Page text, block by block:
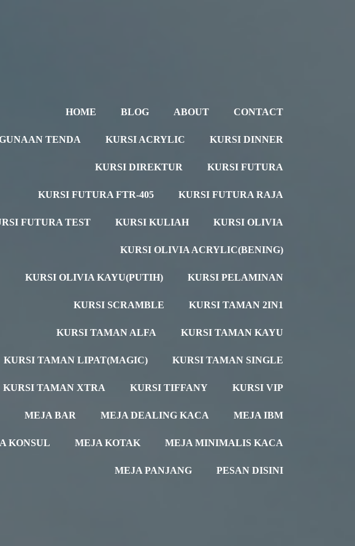
HOME BLOG ABOUT CONTACT
TENDA KURSI ACRYLIC KURSI DINNER
KURSI DIREKTUR KURSI FUTURA
KURSI FUTURA FTR-405 KURSI FUTURA RAJA
FUTURA TEST KURSI KULIAH KURSI OLIVIA
KURSI OLIVIA ACRYLIC(BENING)
KURSI OLIVIA KAYU(PUTIH) KURSI PELAMINAN
KURSI SCRAMBLE KURSI TAMAN 2IN1
KURSI TAMAN ALFA KURSI TAMAN KAYU
KURSI TAMAN LIPAT(MAGIC) KURSI TAMAN SINGLE
KURSI TAMAN XTRA KURSI TIFFANY KURSI VIP
MEJA BAR MEJA DEALING KACA MEJA IBM
KONSUL MEJA KOTAK MEJA MINIMALIS KACA
MEJA PANJANG PESAN DISINI